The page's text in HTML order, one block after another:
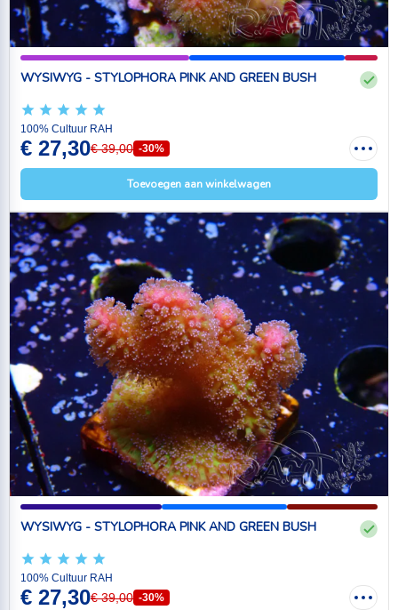
WYSIWYG - STYLOPHORA PINK AND GREEN BUSH
100% Cultuur RAH
€ 27,30€ 39,00 -30%
Toevoegen aan winkelwagen
WYSIWYG - STYLOPHORA PINK AND GREEN BUSH
100% Cultuur RAH
€ 27,30€ 39,00 -30%